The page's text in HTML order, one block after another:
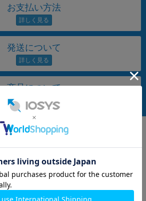
お支払い方法
発送について
商品について
マートフォン タブレット
円 ～